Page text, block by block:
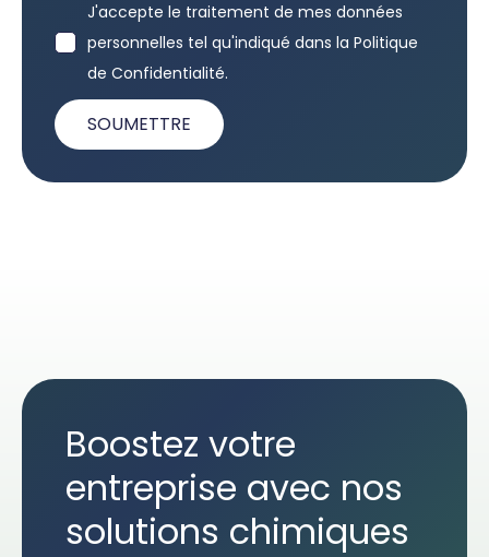
J'accepte le traitement de mes données
personnelles tel qu'indiqué dans la Politique
de Confidentialité.
SOUMETTRE
Boostez votre
entreprise avec nos
solutions chimiques